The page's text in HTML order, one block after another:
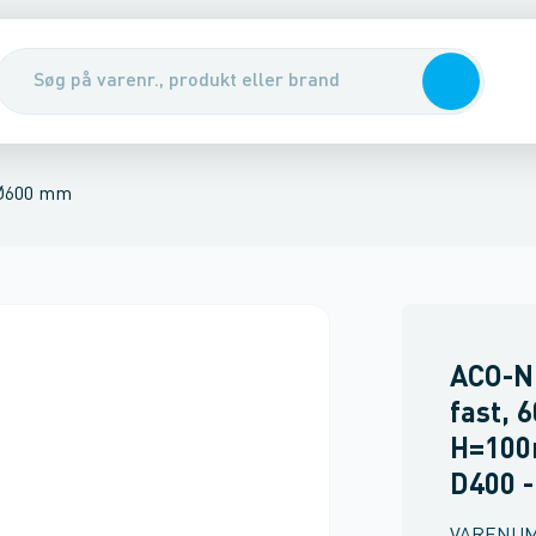
& udskillere
& dæksler
mm
ACO-
fast,
D400